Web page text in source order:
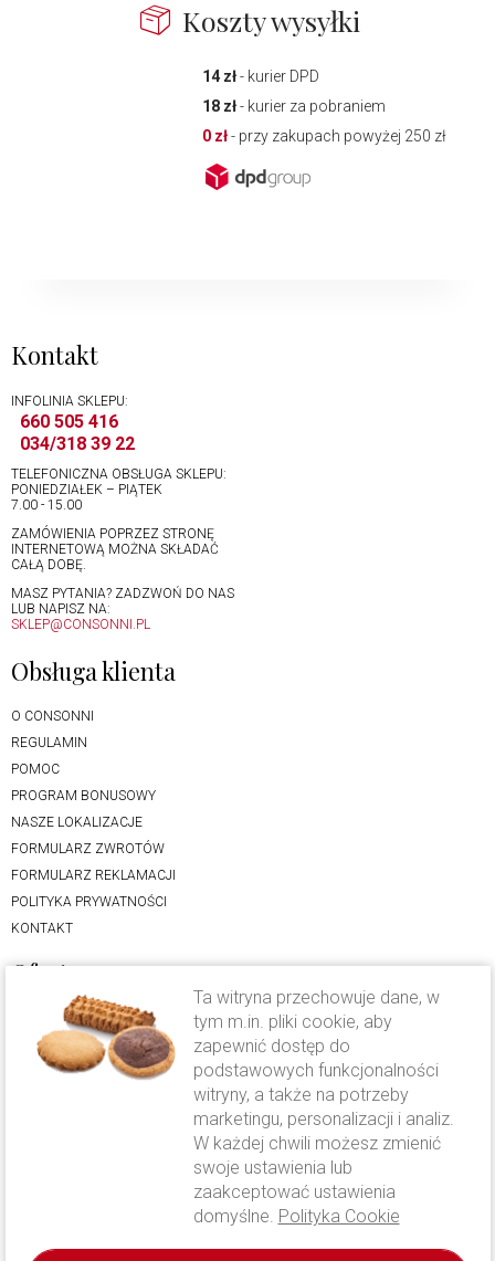
Koszty wysyłki
14 zł- kurier DPD
18 zł- kurier za pobraniem
0 zł- przy zakupach powyżej 250 zł
Kontakt
INFOLINIA SKLEPU:
660 505 416
034/318 39 22
TELEFONICZNA OBSŁUGA SKLEPU:
PONIEDZIAŁEK – PIĄTEK
7.00 - 15.00
ZAMÓWIENIA POPRZEZ STRONĘ
INTERNETOWĄ MOŻNA SKŁADAĆ
CAŁĄ DOBĘ.
MASZ PYTANIA? ZADZWOŃ DO NAS
LUB NAPISZ NA:
SKLEP@CONSONNI.PL
Obsługa klienta
O CONSONNI
REGULAMIN
POMOC
PROGRAM BONUSOWY
NASZE LOKALIZACJE
FORMULARZ ZWROTÓW
FORMULARZ REKLAMACJI
POLITYKA PRYWATNOŚCI
KONTAKT
Oferta
LODY RZEMIEŚLNICZE
CIASTO DROŻDŻOWE
KAWA CAVALLO
Wysyłka i płatność
Ta witryna przechowuje dane, w
tym m.in. pliki cookie, aby
zapewnić dostęp do
podstawowych funkcjonalności
witryny, a także na potrzeby
marketingu, personalizacji i analiz.
W każdej chwili możesz zmienić
swoje ustawienia lub
zaakceptować ustawienia
domyślne. Polityka Cookie